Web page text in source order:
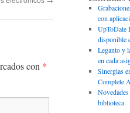
con *
con
UpToDate
disponible
Leganto y
en cada
Sinergias
Complete
biblioteca